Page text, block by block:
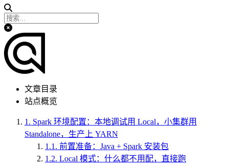
文章目录
站点概览
1. Spark 环境配置：本地调试用 Local，小集群用
Standalone，生产上 YARN
1.1. 前置准备：Java + Spark 安装包
1.2. Local 模式：什么都不用配，直接跑